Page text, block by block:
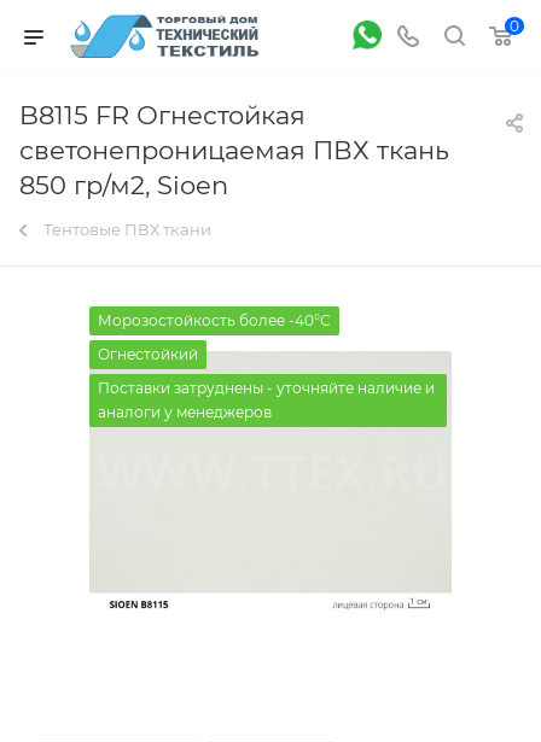
0
B8115 FR Огнестойкая
светонепроницаемая ПВХ ткань
850 гр/м2, Sioen
Тентовые ПВХ ткани
Морозостойкость более -40°С
Огнестойкий
Поставки затруднены - уточняйте наличие и
аналоги у менеджеров